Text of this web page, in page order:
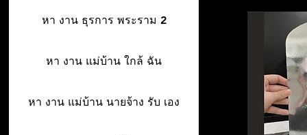
หา งาน ธุรการ พระราม 2
หา งาน แม่บ้าน ใกล้ ฉัน
หา งาน แม่บ้าน นายจ้าง รับ เอง